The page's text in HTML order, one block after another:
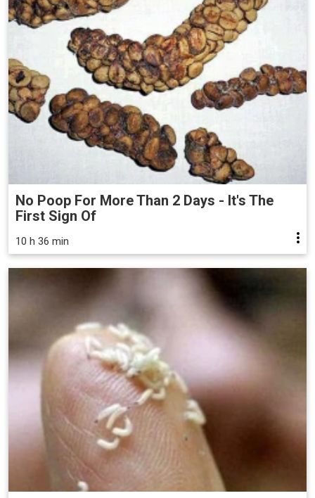
No Poop For More Than 2 Days - It's The
First Sign Of
10 h 36 min